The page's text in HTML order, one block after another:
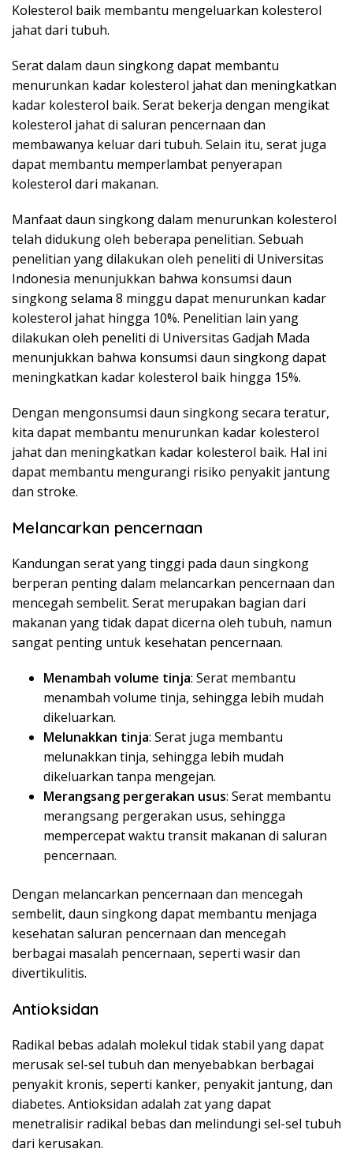
Kolesterol baik membantu mengeluarkan kolesterol
jahat dari tubuh.
Serat dalam daun singkong dapat membantu
menurunkan kadar kolesterol jahat dan meningkatkan
kadar kolesterol baik. Serat bekerja dengan mengikat
kolesterol jahat di saluran pencernaan dan
membawanya keluar dari tubuh. Selain itu, serat juga
dapat membantu memperlambat penyerapan
kolesterol dari makanan.
Manfaat daun singkong dalam menurunkan kolesterol
telah didukung oleh beberapa penelitian. Sebuah
penelitian yang dilakukan oleh peneliti di Universitas
Indonesia menunjukkan bahwa konsumsi daun
singkong selama 8 minggu dapat menurunkan kadar
kolesterol jahat hingga 10%. Penelitian lain yang
dilakukan oleh peneliti di Universitas Gadjah Mada
menunjukkan bahwa konsumsi daun singkong dapat
meningkatkan kadar kolesterol baik hingga 15%.
Dengan mengonsumsi daun singkong secara teratur,
kita dapat membantu menurunkan kadar kolesterol
jahat dan meningkatkan kadar kolesterol baik. Hal ini
dapat membantu mengurangi risiko penyakit jantung
dan stroke.
Melancarkan pencernaan
Kandungan serat yang tinggi pada daun singkong
berperan penting dalam melancarkan pencernaan dan
mencegah sembelit. Serat merupakan bagian dari
makanan yang tidak dapat dicerna oleh tubuh, namun
sangat penting untuk kesehatan pencernaan.
Menambah volume tinja: Serat membantu
menambah volume tinja, sehingga lebih mudah
dikeluarkan.
Melunakkan tinja: Serat juga membantu
melunakkan tinja, sehingga lebih mudah
dikeluarkan tanpa mengejan.
Merangsang pergerakan usus: Serat membantu
merangsang pergerakan usus, sehingga
mempercepat waktu transit makanan di saluran
pencernaan.
Dengan melancarkan pencernaan dan mencegah
sembelit, daun singkong dapat membantu menjaga
kesehatan saluran pencernaan dan mencegah
berbagai masalah pencernaan, seperti wasir dan
divertikulitis.
Antioksidan
Radikal bebas adalah molekul tidak stabil yang dapat
merusak sel-sel tubuh dan menyebabkan berbagai
penyakit kronis, seperti kanker, penyakit jantung, dan
diabetes. Antioksidan adalah zat yang dapat
menetralisir radikal bebas dan melindungi sel-sel tubuh
dari kerusakan.